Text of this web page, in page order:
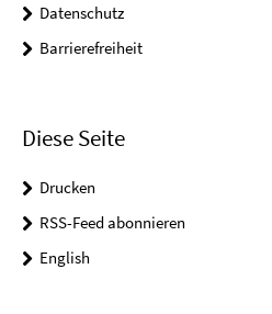
Datenschutz
Barrierefreiheit
Diese Seite
Drucken
RSS-Feed abonnieren
English